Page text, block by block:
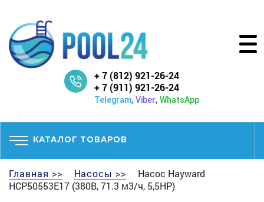
+ 7 (812) 921-26-24
+ 7 (911) 921-26-24
Telegram, Viber, WhatsApp
КАТАЛОГ ТОВАРОВ
Главная >> Насосы >>
Насос Hayward
HCP50553E17 (380В, 71.3 м3/ч, 5,5HP)